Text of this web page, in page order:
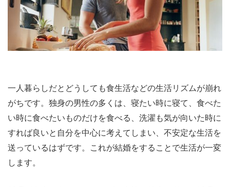
一人暮らしだとどうしても食生活などの生活リズムが崩れ
がちです。独身の男性の多くは、寝たい時に寝て、食べた
い時に食べたいものだけを食べる、洗濯も気が向いた時に
すれば良いと自分を中心に考えてしまい、不安定な生活を
送っているはずです。これが結婚をすることで生活が一変
します。